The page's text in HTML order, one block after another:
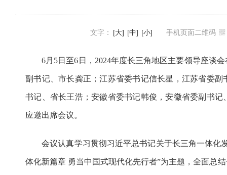
文字： [大] [中] [小] 手机页面二维码
6月5日至6日，2024年度长三角地区主要领导座谈会
副书记、市长龚正；江苏省委书记信长星，江苏省委
书记、省长王浩；安徽省委书记韩俊，安徽省委副书
应邀出席会议。
会议认真学习贯彻习近平总书记关于长三角一体化
体化新篇章 勇当中国式现代化先行者”为主题，全面总